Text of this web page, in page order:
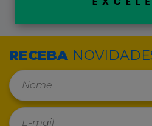
RECEBA